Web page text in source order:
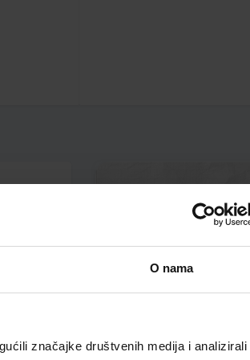
O nama
značajke društvenih medija i analizirali
laptop;